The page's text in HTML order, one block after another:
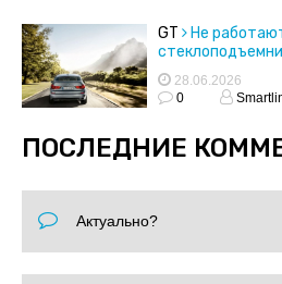
GT
Не
28.06.2026
0
ПОСЛЕДНИЕ
Актуально?